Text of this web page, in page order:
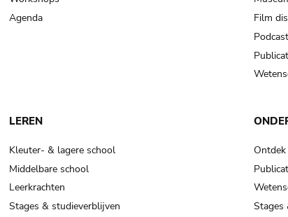
Agenda
Film
LEREN
Kleuter- & lagere school
Middelbare school
Leerkrachten
Stages & studieverblijven
Stages